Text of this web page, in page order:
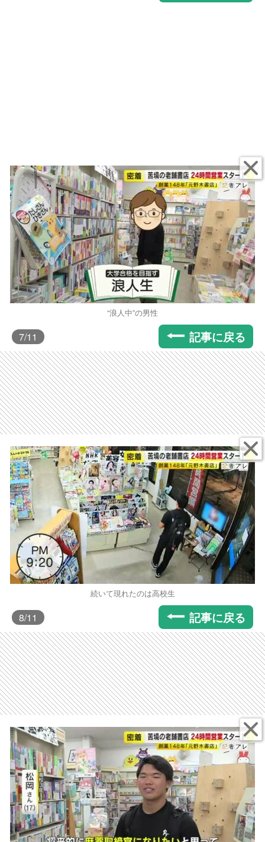
“浪人中”の男性
7/11 記事に戻る
続いて現れたのは高校生
8/11 記事に戻る